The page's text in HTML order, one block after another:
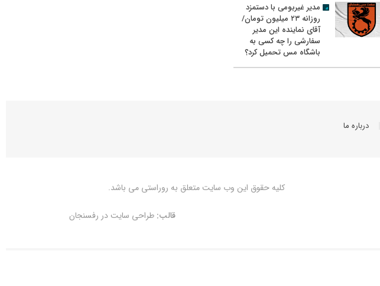
مدیر غیربومی با دستمزد
روزانه ۲۳ میلیون تومان/
آقای نماینده این مدیر
سفارشی را چه کسی به
باشگاه مس تحمیل کرد؟
درباره ما
کلیه حقوق این وب سایت متعلق به روراستی می باشد.
قالب: طراحی سایت در رفسنجان